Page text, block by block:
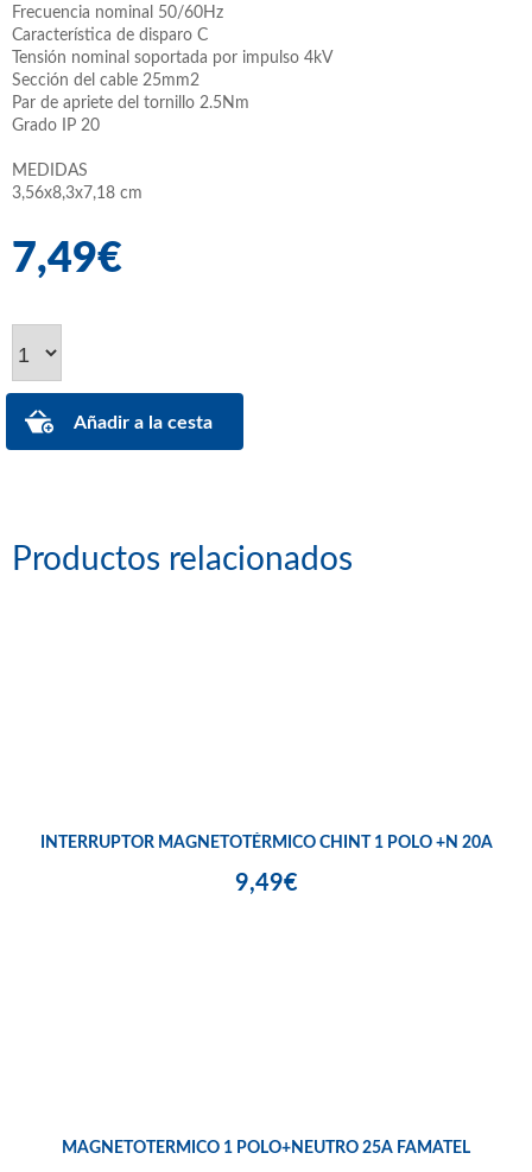
Frecuencia nominal 50/60Hz
Característica de disparo C
Tensión nominal soportada por impulso 4kV
Sección del cable 25mm2
Par de apriete del tornillo 2.5Nm
Grado IP 20
MEDIDAS
3,56x8,3x7,18 cm
7,49€
Productos relacionados
INTERRUPTOR MAGNETOTÉRMICO CHINT 1 POLO +N 20A
9,49€
MAGNETOTERMICO 1 POLO+NEUTRO 25A FAMATEL